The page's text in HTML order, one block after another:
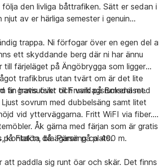
den livliga båttrafiken. Sätt er sedan i
av er härliga semester i genuin
trappa. Ni förfogar över en egen del
ett skyddande berg där ni har ännu
färjeläget på Ängöbrygga som ligger
trafikbrus utan tvärt om är det lite
är gratis över till Fruvik på Bokenäset.
fin havsutsikt och vardagsrumsdel med
sovrum med dubbelsäng samt litet
vid ytterväggarna. Fritt WiFI via fiber.
Åk gärna med färjan som är gratis
Flatön, bla Pärsäng ca 400 m.
kontakta då ägaren på plats.
att paddla sig runt öar och skär. Det finns